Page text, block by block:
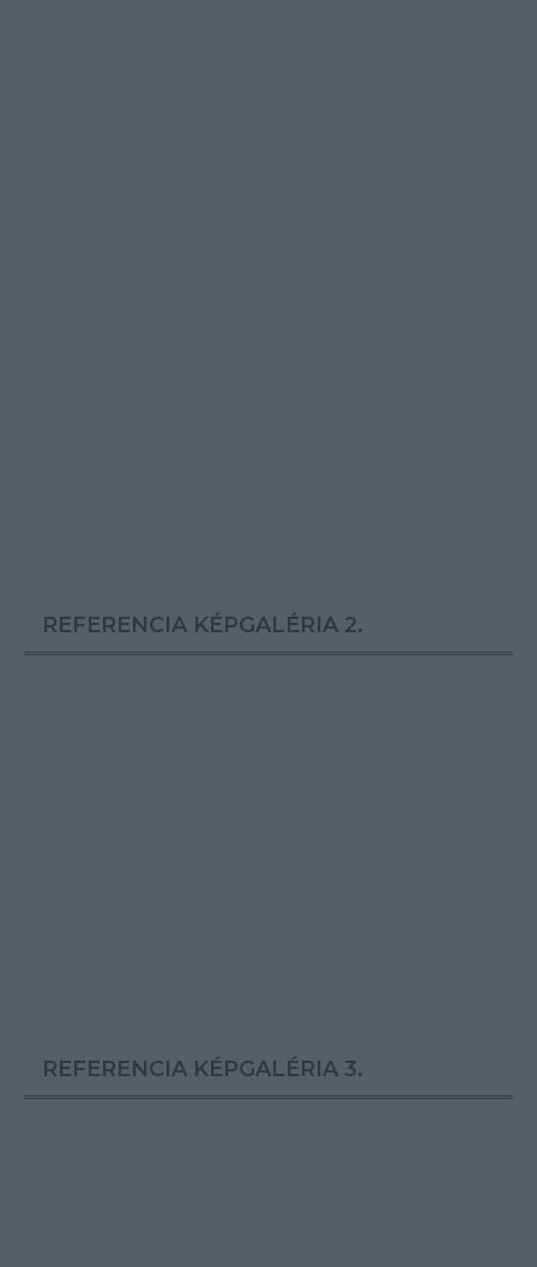
REFERENCIA KÉPGALÉRIA 2.
REFERENCIA KÉPGALÉRIA 3.